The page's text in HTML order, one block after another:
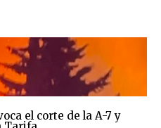
el corte de la A-7 y